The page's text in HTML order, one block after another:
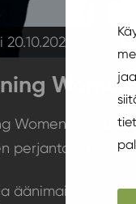
20:00
Women
Women saapuu
perjantaina
äänimaisemia,